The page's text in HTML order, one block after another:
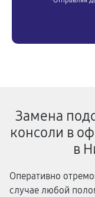
Замена
консоли в
в
Оперативно
случае любой